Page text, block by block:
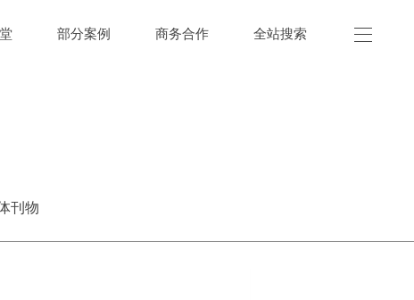
部分案例 商务合作 全站搜索
刊物